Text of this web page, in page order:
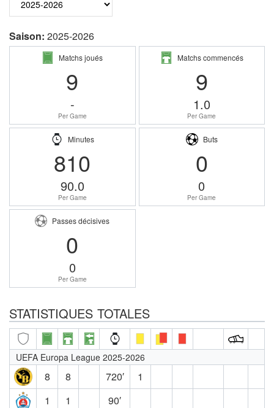
Saison: 2025-2026
Matchs joués
9
-
Per Game
Matchs commencés
9
1.0
Per Game
Minutes
810
90.0
Per Game
Buts
0
0
Per Game
Passes décisives
0
0
Per Game
STATISTIQUES TOTALES
UEFA Europa League 2025-2026
8 8 720′
1
1
1
90′